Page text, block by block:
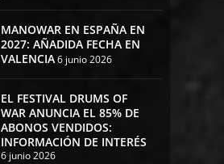
MANOWAR EN ESPAÑA EN
2027: AÑADIDA FECHA EN
VALENCIA6 junio 2026
EL FESTIVAL DRUMS OF
WAR ANUNCIA EL 85% DE
ABONOS VENDIDOS:
INFORMACIÓN DE INTERÉS
6 junio 2026